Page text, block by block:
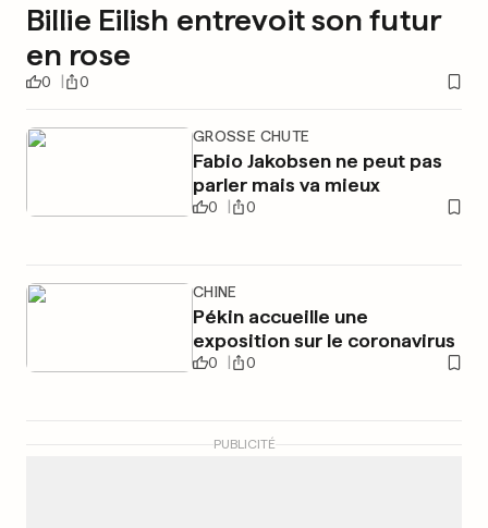
Billie Eilish entrevoit son futur
en rose
0 0
GROSSE CHUTE
Fabio Jakobsen ne peut pas
parler mais va mieux
0 0
CHINE
Pékin accueille une
exposition sur le coronavirus
0 0
PUBLICITÉ